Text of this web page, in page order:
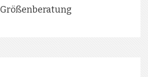
Größenberatung